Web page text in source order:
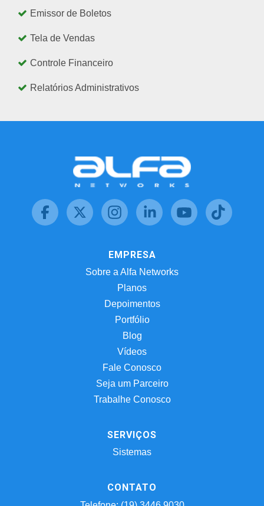
Emissor de Boletos
Tela de Vendas
Controle Financeiro
Relatórios Administrativos
EMPRESA
Sobre a Alfa Networks
Planos
Depoimentos
Portfólio
Blog
Vídeos
Fale Conosco
Seja um Parceiro
Trabalhe Conosco
SERVIÇOS
Sistemas
CONTATO